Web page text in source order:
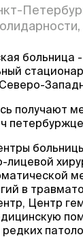
больница
получают
лицевой
в
Центр